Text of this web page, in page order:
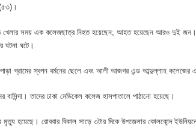
(৫৩)।
মাঠে খেলার সময় এক কলেজছাত্র নিহত হয়েছেন; আহত হয়েছেন আরও দুই জন।
ঘটনা ঘটে।
গ্রামের স্বপন বর্মনের ছেলে এবং আলী আজগর এন্ড আব্দুল্লাহ কলেজের
তাদের ঢাকা মেডিকেল কলেজ হাসপাতালে পাঠানো হয়েছে।
মৃত্যু হয়েছে। রোববার বিকাল সাড়ে ৩টার দিকে উপজেলার কোলকোন্দ